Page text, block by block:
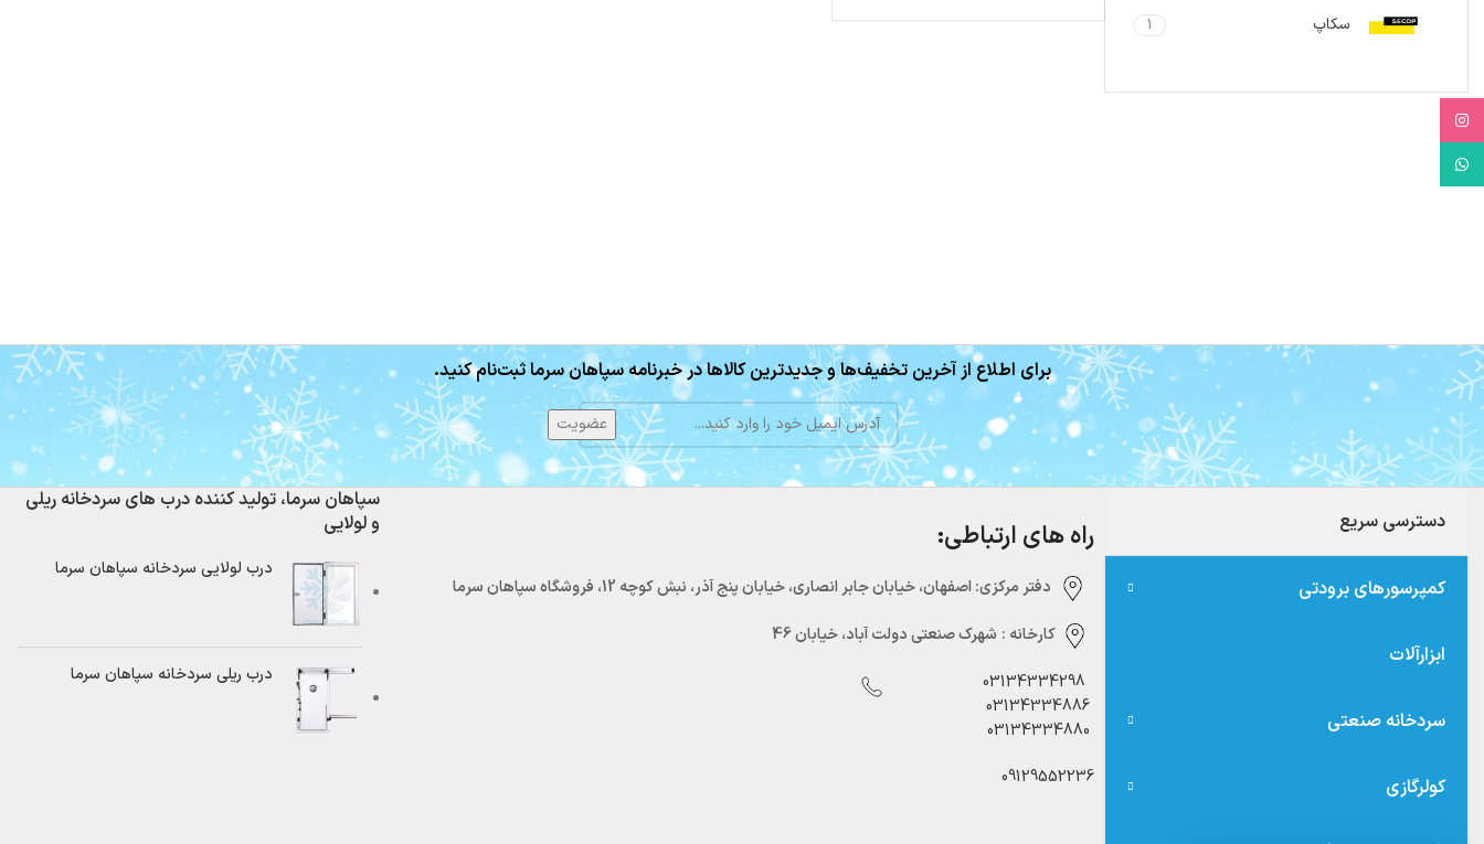
سکاپ 1
برای اطلاع از آخرین تخفیف‌ها و جدیدترین کالاها در خبرنامه سپاهان سرما ثبت‌نام کنید.
دسترسی سریع
کمپرسورهای برودتی
ابزارآلات
سردخانه صنعتی
کولرگازی
راه های ارتباطی:
دفتر مرکزی:‌ اصفهان، خیابان جابر انصاری، خیابان پنج آذر، نبش کوچه 12، فروشگاه سپاهان سرما
کارخانه : شهرک صنعتی دولت آباد، خیابان 46
03134334298
03134334886
03134334880
09129552236
سپاهان سرما، تولید کننده درب های سردخانه ریلی
و لولایی
درب لولایی سردخانه سپاهان سرما
درب ریلی سردخانه سپاهان سرما